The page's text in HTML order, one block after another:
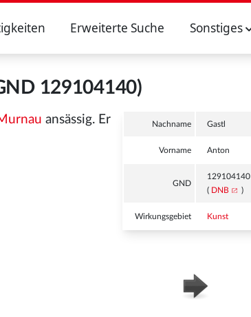
Erweiterte Suche Sonstiges
129104140)
Nachname Gastl
Vorname Anton
GND
129104140
( DNB )
Wirkungsgebiet Kunst
ansässig. Er